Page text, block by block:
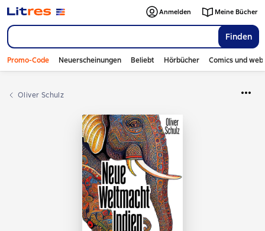
Finden
Anmelden Meine Bücher
Promo-Code Neuerscheinungen Beliebt Hörbücher Comics und
Oliver Schulz